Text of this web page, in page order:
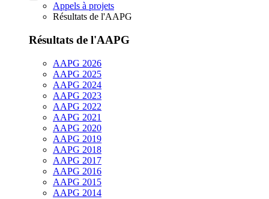
Appels à projets
Résultats de l'AAPG
Résultats de l'AAPG
AAPG 2026
AAPG 2025
AAPG 2024
AAPG 2023
AAPG 2022
AAPG 2021
AAPG 2020
AAPG 2019
AAPG 2018
AAPG 2017
AAPG 2016
AAPG 2015
AAPG 2014